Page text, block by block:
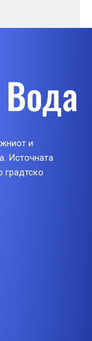
и
Источната
градтско